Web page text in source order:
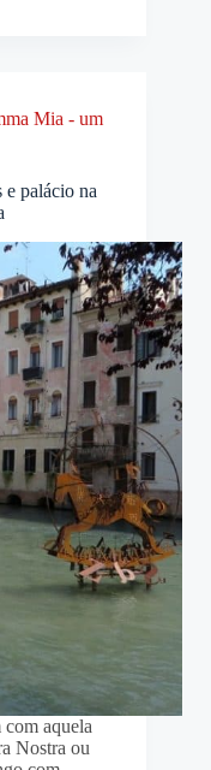
Mia - um
e palácio na
aquela
Nostra ou